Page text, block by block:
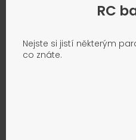
RC
Nejste si jistí některým
co znáte.